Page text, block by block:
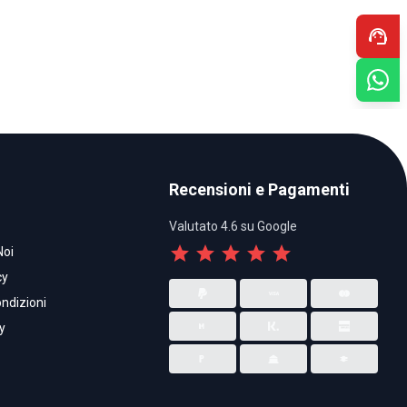
Recensioni e Pagamenti
Valutato 4.6 su Google
star star star star star
support_agent